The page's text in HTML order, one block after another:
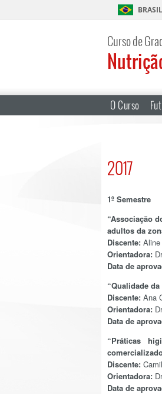
BRASIL
Curso de
O Curso
2017
1º Semestre
“Associação
adultos da
Discente:
Orientadora:
Data de
“Qualidade
Discente: Ana
Orientadora:
Data de
“Práticas
Discente:
Orientadora:
Data de